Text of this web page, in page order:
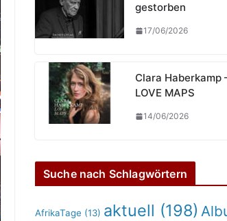
gestorben
17/06/2026
Clara Haberkamp
LOVE MAPS
14/06/2026
Suche nach Schlagwörtern
AfrikaTage (13) aktuell (198)